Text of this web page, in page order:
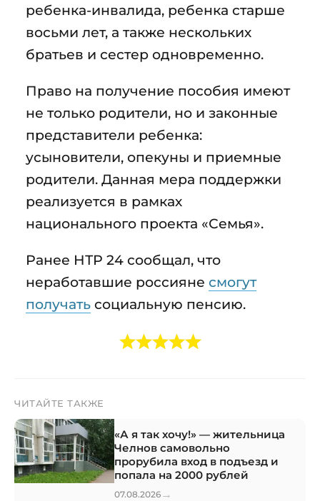
ребенка-инвалида, ребенка старше
восьми лет, а также нескольких
братьев и сестер одновременно.
Право на получение пособия имеют
не только родители, но и законные
представители ребенка:
усыновители, опекуны и приемные
родители. Данная мера поддержки
реализуется в рамках
национального проекта «Семья».
Ранее НТР 24 сообщал, что
неработавшие россияне смогут
получать социальную пенсию.
ЧИТАЙТЕ ТАКЖЕ
«А я так хочу!» — жительница
Челнов самовольно
прорубила вход в подъезд и
попала на 2000 рублей
07.08.2026 →